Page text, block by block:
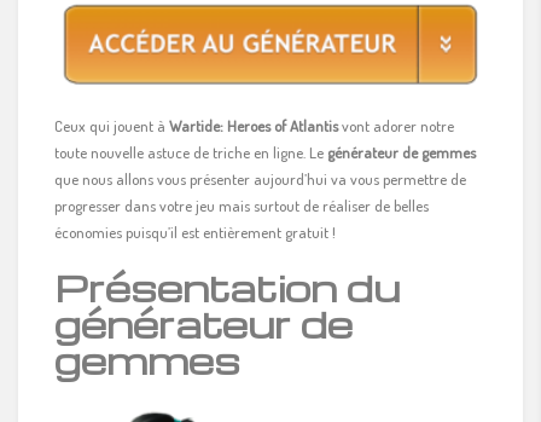
Ceux qui jouent à Wartide: Heroes of Atlantisvont adorer notre
toute nouvelle astuce de triche en ligne. Le générateur de gemmes
que nous allons vous présenter aujourd’hui va vous permettre de
progresser dans votre jeu mais surtout de réaliser de belles
économies puisqu’il est entièrement gratuit !
Présentation du
générateur de
gemmes